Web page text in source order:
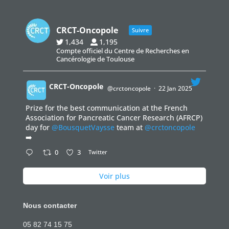
CRCT-Oncopole Suivre
1,434 1,195
Compte officiel du Centre de Recherches en
Cancérologie de Toulouse
;
CRCT-Oncopole @crctoncopole · 22 Jan 2025
Prize for the best communication at the French
Association for Pancreatic Cancer Research (AFRCP)
day for @BousquetVaysseteam at @crctoncopole
➡️
0 3 Twitter
Voir plus
Nous contacter
05 82 74 15 75